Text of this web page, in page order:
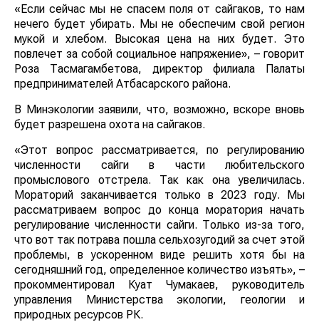
«Если сейчас мы не спасем поля от сайгаков, то нам
нечего будет убирать. Мы не обеспечим свой регион
мукой и хлебом. Высокая цена на них будет. Это
повлечет за собой социальное напряжение», – говорит
Роза Тасмагамбетова, директор филиала Палаты
предпринимателей Атбасарского района.
В Минэкологии заявили, что, возможно, вскоре вновь
будет разрешена охота на сайгаков.
«Этот вопрос рассматривается, по регулированию
численности сайги в части любительского
промыслового отстрела. Так как она увеличилась.
Мораторий заканчивается только в 2023 году. Мы
рассматриваем вопрос до конца моратория начать
регулирование численности сайги. Только из-за того,
что вот так потрава пошла сельхозугодий за счет этой
проблемы, в ускоренном виде решить хотя бы на
сегодняшний год, определенное количество изъять», –
прокомментировал Куат Чумакаев, руководитель
управления Министерства экологии, геологии и
природных ресурсов РК.